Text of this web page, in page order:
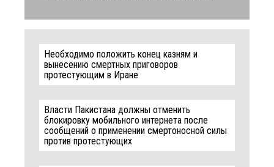
Необходимо положить конец казням и
вынесению смертных приговоров
протестующим в Иране
Власти Пакистана должны отменить
блокировку мобильного интернета после
сообщений о применении смертоносной силы
против протестующих